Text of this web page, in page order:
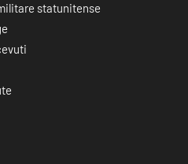
statunitense